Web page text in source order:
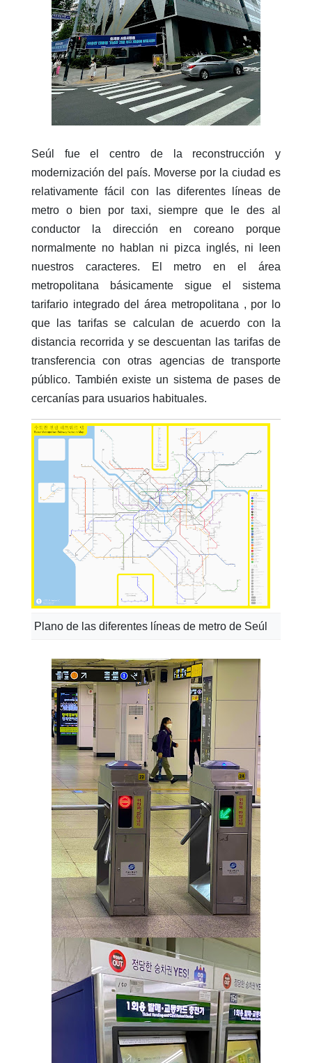
Seúl fue el centro de la reconstrucción y
modernización del país. Moverse por la ciudad es
relativamente fácil con las diferentes líneas de
metro o bien por taxi, siempre que le des al
conductor la dirección en coreano porque
normalmente no hablan ni pizca inglés, ni leen
nuestros caracteres. El metro en el área
metropolitana básicamente sigue el sistema
tarifario integrado del área metropolitana , por lo
que las tarifas se calculan de acuerdo con la
distancia recorrida y se descuentan las tarifas de
transferencia con otras agencias de transporte
público. También existe un sistema de pases de
cercanías para usuarios habituales.
Plano de las diferentes líneas de metro de Seúl